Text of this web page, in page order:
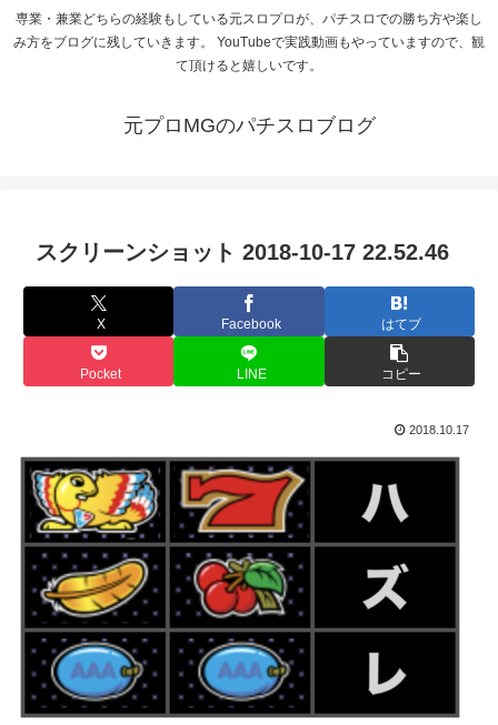
専業・兼業どちらの経験もしている元スロプロが、パチスロでの勝ち方や楽し
み方をブログに残していきます。 YouTubeで実践動画もやっていますので、観
て頂けると嬉しいです。
元プロMGのパチスロブログ
スクリーンショット 2018-10-17 22.52.46
X Facebook はてブ
Pocket LINE コピー
2018.10.17